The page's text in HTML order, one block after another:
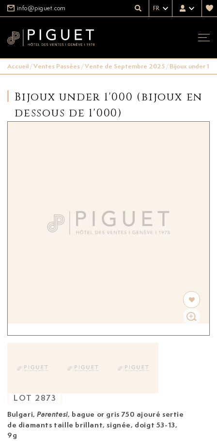
info@piguet.com FR
Accueil/Ventes Passées/Vente de Septembre 2025/Bijoux under
Bijoux under 1'000 (bijoux en
dessous de 1'000)
Bulgari,Parentesi, bague or gris 750 ajouré sertie
de diamants taille brillant, signée, doigt 53-13,
9g
LOT 2873